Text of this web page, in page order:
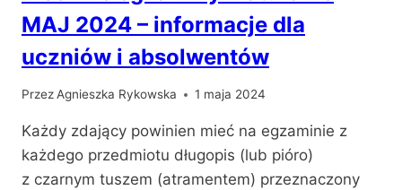
MAJ 2024 – informacje dla
uczniów i absolwentów
PrzezAgnieszka Rykowska 1 maja 2024
Każdy zdający powinien mieć na egzaminie z
każdego przedmiotu długopis (lub pióro)
z czarnym tuszem (atramentem) przeznaczony